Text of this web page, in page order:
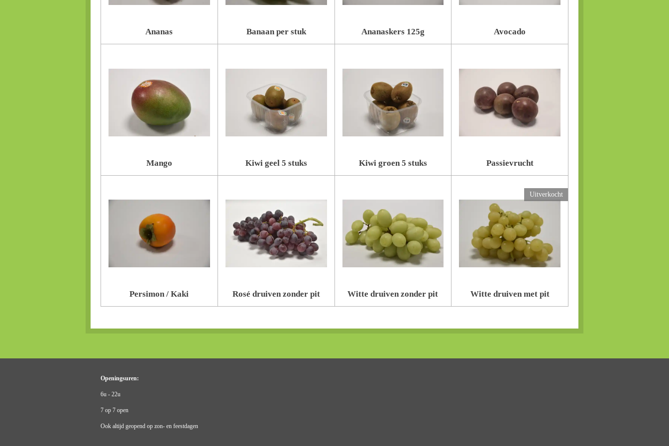
Ananas Banaan per stuk Ananaskers 125g Avocado
Mango Kiwi geel 5 stuks Kiwi groen 5 stuks Passievrucht
Persimon / Kaki Rosé druiven zonder pit Witte druiven zonder pit
Uitverkocht
Witte druiven met pit
Openingsuren:
6u - 22u
7 op 7 open
Ook altijd geopend op zon- en feestdagen